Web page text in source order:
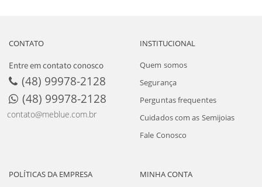
CONTATO
Entre em contato conosco
(48) 99978-2128
(48) 99978-2128
contato@meblue.com.br
INSTITUCIONAL
Quem somos
Segurança
Perguntas frequentes
Cuidados com as Semijoias
Fale Conosco
POLÍTICAS DA EMPRESA MINHA CONTA